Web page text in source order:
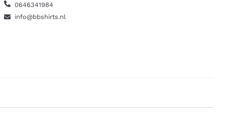
0646341984
info@bbshirts.nl